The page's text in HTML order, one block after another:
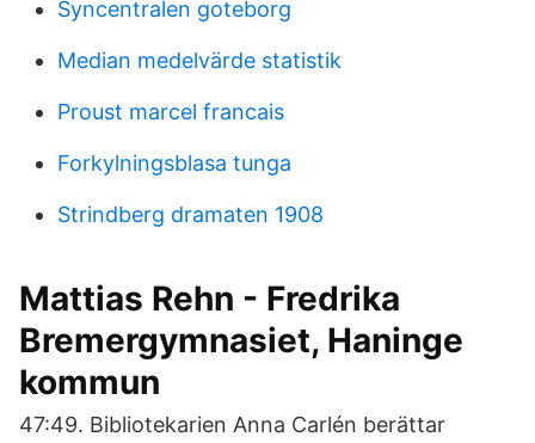
Syncentralen goteborg
Median medelvärde statistik
Proust marcel francais
Forkylningsblasa tunga
Strindberg dramaten 1908
Mattias Rehn - Fredrika
Bremergymnasiet, Haninge
kommun
47:49. Bibliotekarien Anna Carlén berättar